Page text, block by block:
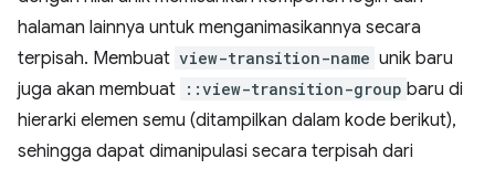
halaman lainnya untuk menganimasikannya secara
terpisah. Membuat view-transition-name unik baru
juga akan membuat ::view-transition-group baru di
hierarki elemen semu (ditampilkan dalam kode berikut),
sehingga dapat dimanipulasi secara terpisah dari